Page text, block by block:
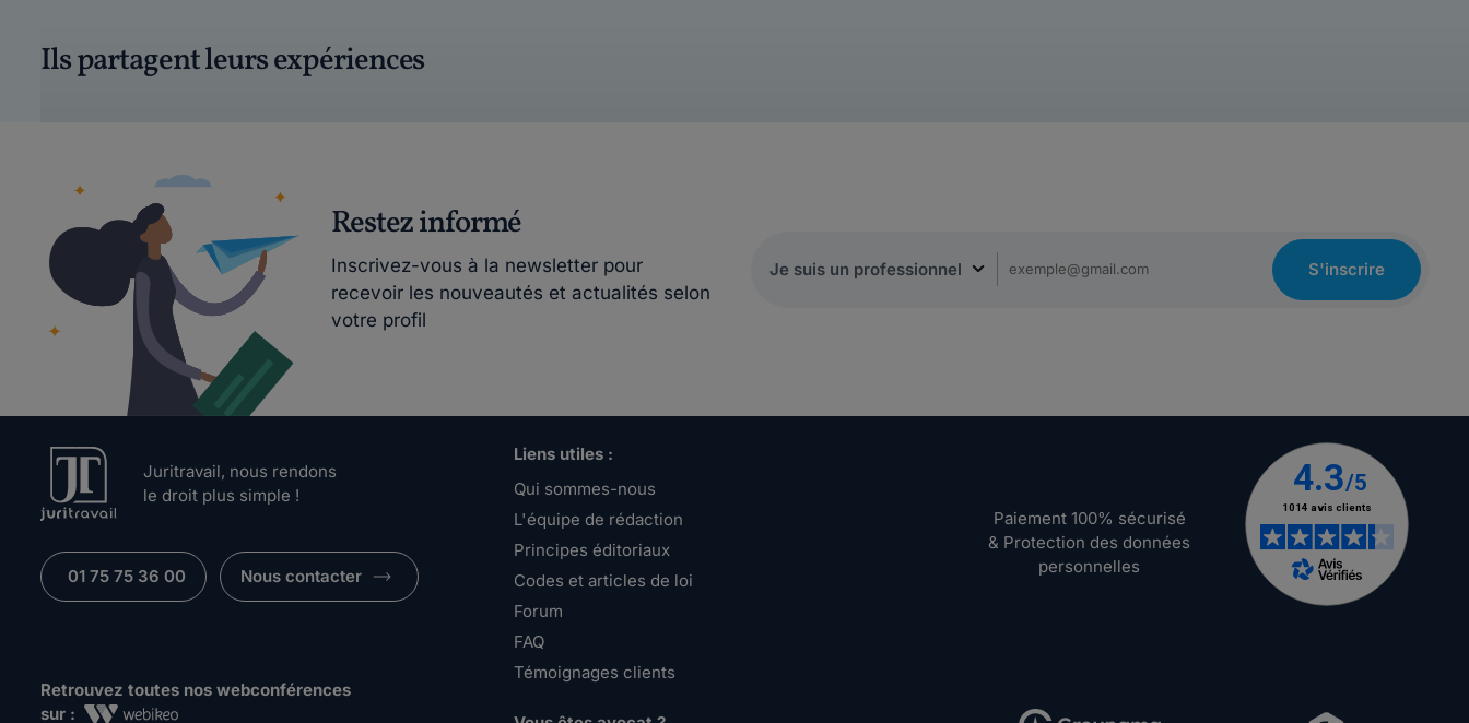
Ils partagent leurs expériences
Restez informé
Inscrivez-vous à la newsletter pour
recevoir les nouveautés et actualités selon
votre profil
S'inscrire
Juritravail, nous rendons
le droit plus simple !
01 75 75 36 00 Nous contacter
Retrouvez toutes nos webconférences
sur :
Liens utiles :
Qui sommes-nous
L'équipe de rédaction
Principes éditoriaux
Codes et articles de loi
Forum
FAQ
Témoignages clients
Paiement 100% sécurisé
& Protection des données
personnelles